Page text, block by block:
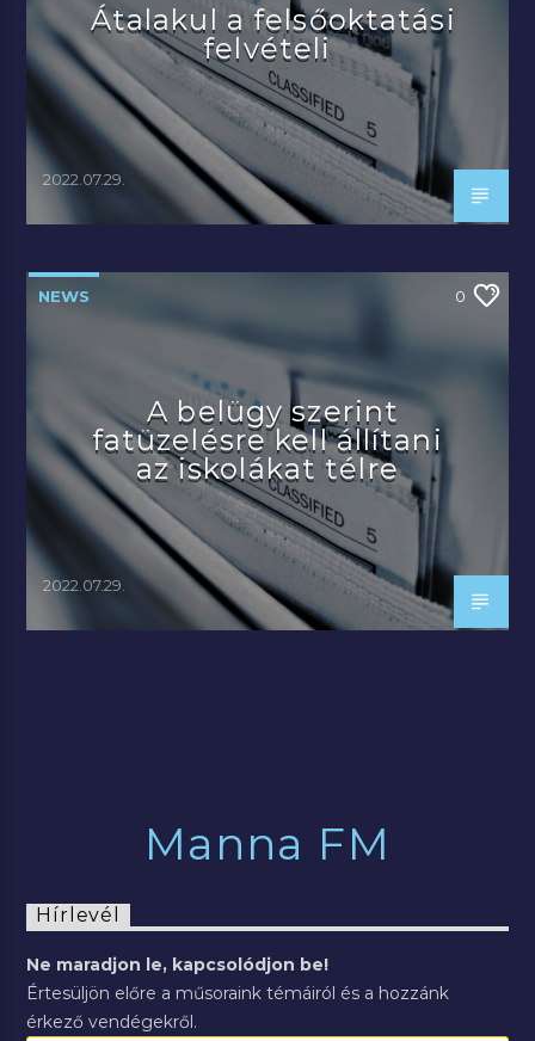
Átalakul a felsőoktatási
felvételi
2022.07.29.
NEWS 0
A belügy szerint
fatüzelésre kell állítani
az iskolákat télre
2022.07.29.
Manna FM
Hírlevél
Ne maradjon le, kapcsolódjon be!
Értesüljön előre a műsoraink témáiról és a hozzánk
érkező vendégekről.